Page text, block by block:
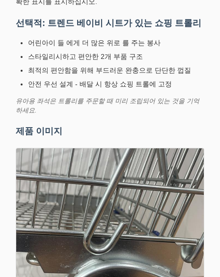
선택적: 트렌드 베이비 시트가 있는 쇼핑 트롤리
어린아이 들 에게 더 많은 위로 를 주는 봉사
스타일리시하고 편안한 2개 부품 구조
최적의 편안함을 위해 부드러운 완충으로 단단한 껍질
안전 우선 설계 - 배달 시 항상 쇼핑 트롤에 고정
유아용 좌석은 트롤리를 주문할 때 미리 조립되어 있는 것을 기억
하세요.
제품 이미지